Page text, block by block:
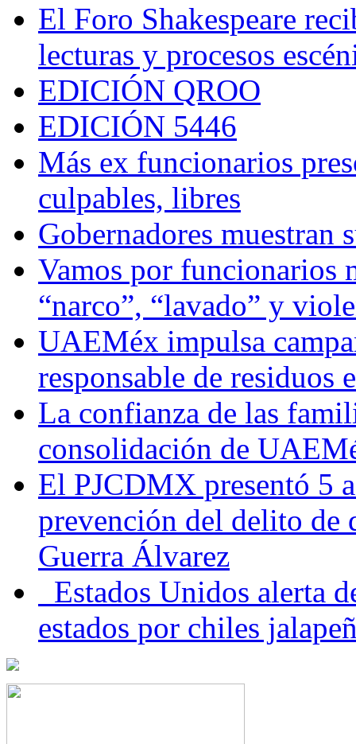
El Foro Shakespeare
lecturas y procesos
EDICIÓN QROO
EDICIÓN 5446
Más ex funcionarios
culpables, libres
Gobernadores muestran
Vamos por funcionarios
“narco”, “lavado” y
UAEMéx impulsa
responsable de residuos
La confianza de las
consolidación de
El PJCDMX presentó 5
prevención del delito de
Guerra Álvarez
Estados Unidos alerta
estados por chiles